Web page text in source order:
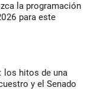
la programación
para este
los hitos de una
y el Senado